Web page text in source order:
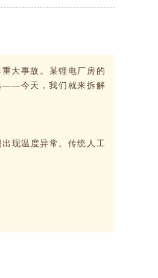
大事故。某锂电厂房的
——今天，我们就来拆解
现温度异常。传统人工